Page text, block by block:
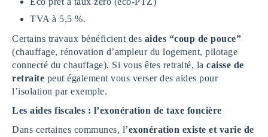
TVA à 5,5 %.
Certains travaux bénéficient des aides “coup de pouce”
(chauffage, rénovation d’ampleur du logement, pilotage
connecté du chauffage). Si vous êtes retraité, la caisse de
retraite peut également vous verser des aides pour
l’isolation par exemple.
Les aides fiscales : l’exonération de taxe foncière
Dans certaines communes, l’exonération existe et varie de